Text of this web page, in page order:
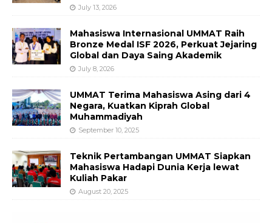
July 13, 2026
Mahasiswa Internasional UMMAT Raih
Bronze Medal ISF 2026, Perkuat Jejaring
Global dan Daya Saing Akademik
July 8, 2026
UMMAT Terima Mahasiswa Asing dari 4
Negara, Kuatkan Kiprah Global
Muhammadiyah
September 10, 2025
Teknik Pertambangan UMMAT Siapkan
Mahasiswa Hadapi Dunia Kerja lewat
Kuliah Pakar
August 20, 2025